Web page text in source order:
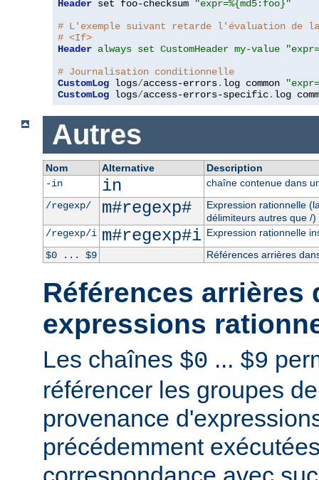
Header set foo-checksum
"expr=%{md5:foo}"
# L'exemple suivant retarde l'évaluation de
# <If>
Header always set CustomHeader my-value
# Journalisation conditionnelle
CustomLog logs/access-errors. log common
CustomLog logs/access-errors-specific. log
Autres
Nom Alternative
Description
-in
in
chaîne contenue dans
/regexp/
m#regexp#
Expression rationnelle
délimiteurs autres que /)
/regexp/i m#regexp#i Expression rationnelle
$0 ... $9
Références arrières
Références arrières
expressions
Les chaînes $0 ... $9
référencer les groupes
provenance
précédemment